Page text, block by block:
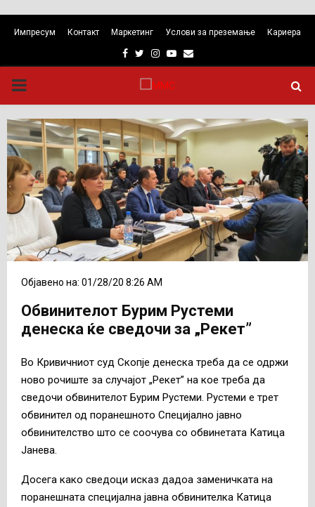
Импресум Контакт Маркетинг Услови за преземање Кариера
Facebook
TwitterInstagram
Youtube
Email
PRIMARY
MENU
Објавено на: 01/28/20 8:26 AM
Обвинителот Бурим Рустеми
денеска ќе сведочи за „Рекет”
Во Кривичниот суд Скопје денеска треба да се одржи
ново рочиште за случајот „Рекет” на кое треба да
сведочи обвинителот Бурим Рустеми. Рустеми е трет
обвинител од поранешното Специјално јавно
обвинителство што се соочува со обвинетата Катица
Јанева.
Досега како сведоци исказ дадоа заменичката на
поранешната специјална јавна обвинителка Катица